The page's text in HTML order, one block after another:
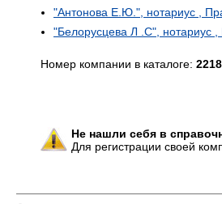
"Антонова Е.Ю.", нотариус ,
"Белорусцева Л .С", нотариус
Номер компании в каталоге:
Не нашли себя в
Для регистрации своей